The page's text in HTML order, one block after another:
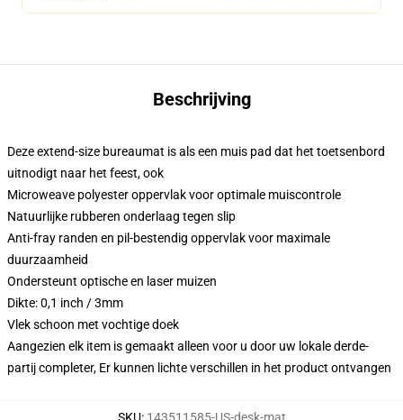
Beschrijving
Deze extend-size bureaumat is als een muis pad dat het toetsenbord
uitnodigt naar het feest, ook
Microweave polyester oppervlak voor optimale muiscontrole
Natuurlijke rubberen onderlaag tegen slip
Anti-fray randen en pil-bestendig oppervlak voor maximale
duurzaamheid
Ondersteunt optische en laser muizen
Dikte: 0,1 inch / 3mm
Vlek schoon met vochtige doek
Aangezien elk item is gemaakt alleen voor u door uw lokale derde-
partij completer, Er kunnen lichte verschillen in het product ontvangen